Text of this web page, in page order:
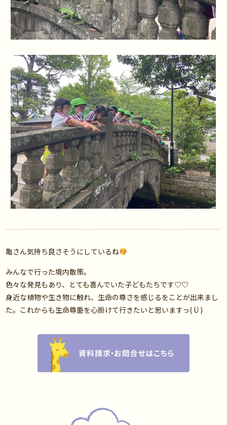
亀さん気持ち良さそうにしているね
みんなで行った境内散策。
色々な発見もあり、とても喜んでいた子どもたちです♡♡
身近な植物や生き物に触れ、生命の尊さを感じるをことが出来まし
た。これからも生命尊重を心掛けて行きたいと思いますっ( Ü )